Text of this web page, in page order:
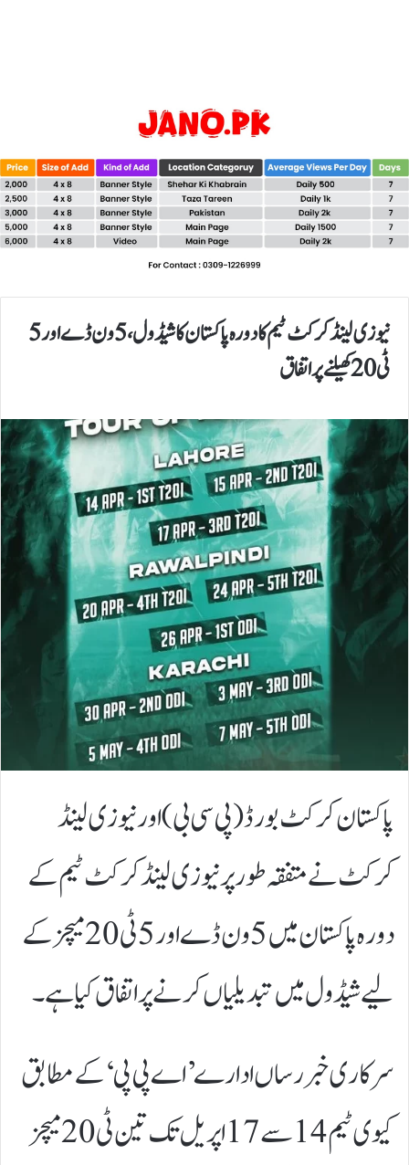
نیوزی لینڈ کرکٹ ٹیم کا دورہ پاکستان کا شیڈول، 5 ون ڈے اور 5
ٹی 20 کھیلنے پر اتفاق
پاکستان کرکٹ بورڈ (پی سی بی) اور نیوزی لینڈ
کرکٹ نے متفقہ طور پر نیوزی لینڈ کرکٹ ٹیم کے
دورہ پاکستان میں 5 ون ڈے اور 5 ٹی 20 میچز کے
لیے شیڈول میں تبدیلیاں کرنے پر اتفاق کیا ہے۔
سرکاری خبر رساں ادارے ’اے پی پی‘ کے مطابق
کیوی ٹیم 14 سے 17 اپریل تک تین ٹی 20 میچز